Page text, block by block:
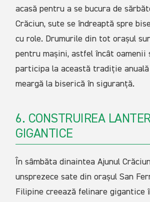
acasă pentru a se bucura de
Crăciun, sute se îndreaptă spre
cu role. Drumurile din tot orașul
pentru mașini, astfel încât oamenii
participa la această tradiție
meargă la biserică în siguranță.
6. CONSTRUIREA
GIGANTICE
În sâmbăta dinaintea Ajunul
unsprezece sate din orașul San
Filipine creează felinare gigantice